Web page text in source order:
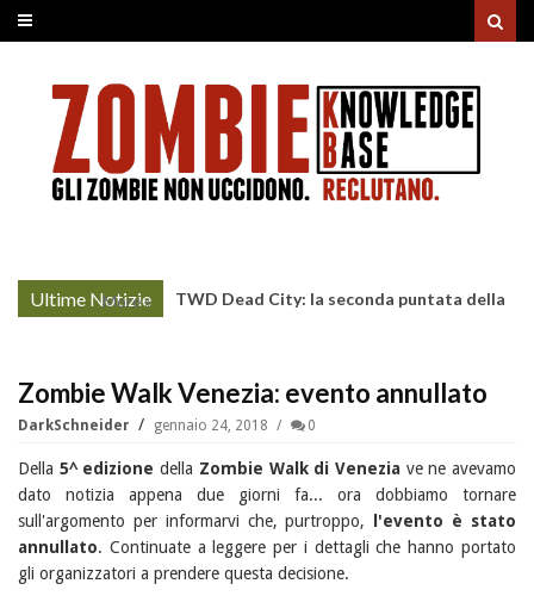
Ultime Notizie
More »
TWD Dead City: la seconda puntata della
Zombie Walk Venezia: evento annullato
DarkSchneider gennaio 24, 2018 0
Della 5^ edizione della Zombie Walk di Veneziave ne avevamo
dato notizia appena due giorni fa... ora dobbiamo tornare
sull'argomento per informarvi che, purtroppo,
l'evento è stato
annullato. Continuate a leggere per i dettagli che hanno portato
gli organizzatori a prendere questa decisione.